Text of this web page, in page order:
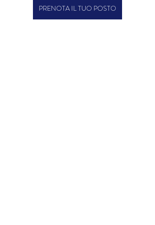
PRENOTA IL TUO POSTO